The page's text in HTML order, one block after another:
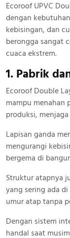
Ecoroof UPVC
dengan
kebisingan, dan
berongga sangat
cuaca ekstrem.
1. Pabrik
Ecoroof Double
mampu menahan
produksi,
Lapisan ganda
mengurangi
bergema di
Struktur atapnya
yang sering ada
umur atap tanpa
Dengan sistem
handal saat